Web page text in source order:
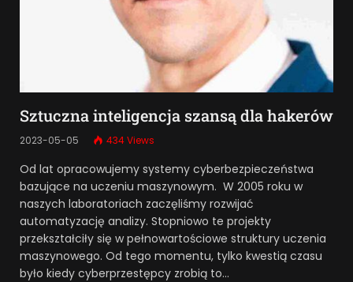
Sztuczna inteligencja szansą dla hakerów
2023-05-05 434Views
Od lat opracowujemy systemy cyberbezpieczeństwa
bazujące na uczeniu maszynowym. W 2005 roku w
naszych laboratoriach zaczęliśmy rozwijać
automatyzację analizy. Stopniowo te projekty
przekształciły się w pełnowartościowe struktury uczenia
maszynowego. Od tego momentu, tylko kwestią czasu
było kiedy cyberprzestępcy zrobią to…